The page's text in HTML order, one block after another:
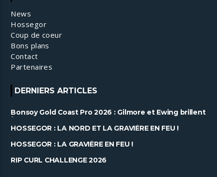
News
Hossegor
Coup de coeur
Bons plans
Contact
Partenaires
DERNIERS ARTICLES
Bonsoy Gold Coast Pro 2026 : Gilmore et Ewing brillent
à Snapper ......
HOSSEGOR : LA NORD ET LA GRAVIÈRE EN FEU !
HOSSEGOR : LA GRAVIÈRE EN FEU !
RIP CURL CHALLENGE 2026